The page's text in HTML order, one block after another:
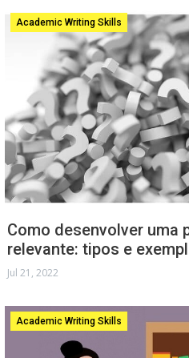
Academic Writing Skills
Como desenvolver uma
relevante: tipos e
Jul 21, 2022
Academic Writing Skills